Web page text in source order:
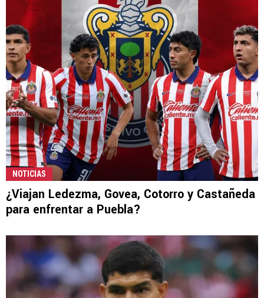
NOTICIAS
¿Viajan Ledezma, Govea, Cotorro y Castañeda
para enfrentar a Puebla?